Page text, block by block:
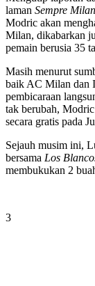
laman Sempre Milan
Modric akan
Milan, dikabarkan
pemain berusia 35
Masih menurut
baik AC Milan dan
pembicaraan
tak berubah,
secara gratis pada
Sejauh musim ini,
bersama Los
membukukan 2
3